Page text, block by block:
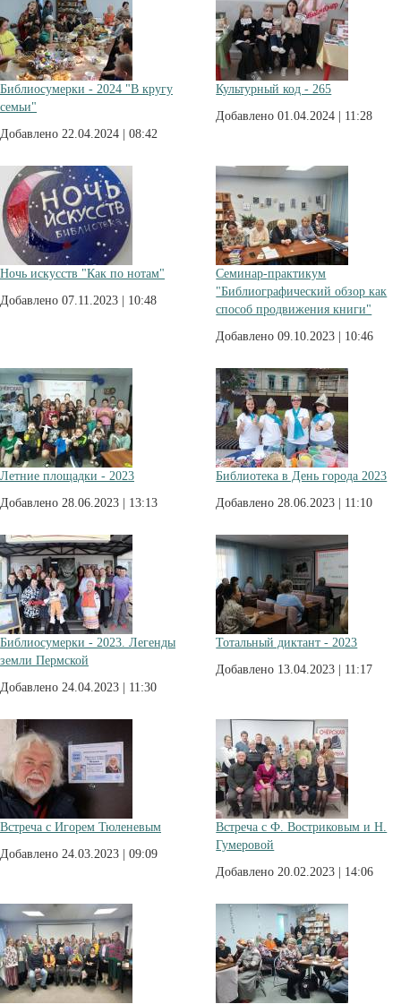
Библиосумерки - 2024 "В кругу
семьи"
Добавлено 22.04.2024 | 08:42
Культурный код - 265
Добавлено 01.04.2024 | 11:28
Ночь искусств "Как по нотам"
Добавлено 07.11.2023 | 10:48
Семинар-практикум
"Библиографический обзор как
способ продвижения книги"
Добавлено 09.10.2023 | 10:46
Летние площадки - 2023
Добавлено 28.06.2023 | 13:13
Библиотека в День города 2023
Добавлено 28.06.2023 | 11:10
Библиосумерки - 2023. Легенды
земли Пермской
Добавлено 24.04.2023 | 11:30
Тотальный диктант - 2023
Добавлено 13.04.2023 | 11:17
Встреча с Игорем Тюленевым
Добавлено 24.03.2023 | 09:09
Встреча с Ф. Востриковым и Н.
Гумеровой
Добавлено 20.02.2023 | 14:06